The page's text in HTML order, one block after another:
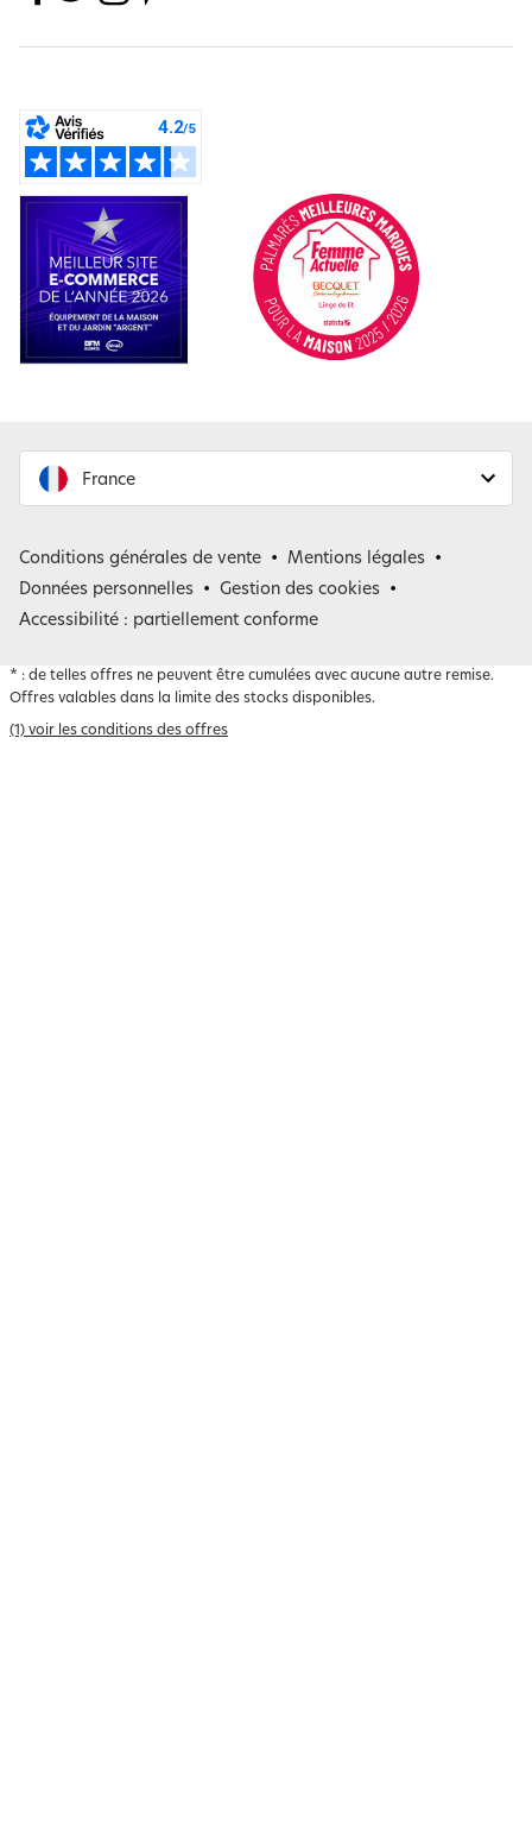
France
Belgique
Conditions générales de vente
Mentions légales
Données personnelles
Gestion des cookies
Accessibilité : partiellement conforme
* : de telles offres ne peuvent être cumulées avec aucune autre remise.
Offres valables dans la limite des stocks disponibles.
(1) voir les conditions des offres